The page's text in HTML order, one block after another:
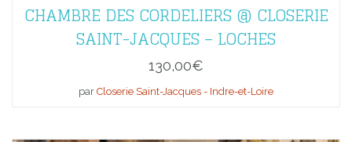
CHAMBRE DES CORDELIERS @ CLOSERIE
SAINT-JACQUES – LOCHES
130,00€
par Closerie Saint-Jacques - Indre-et-Loire